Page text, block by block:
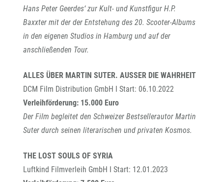
Hans Peter Geerdes‘ zur Kult- und Kunstfigur H.P.
Baxxter mit der der Entstehung des 20. Scooter-Albums
in den eigenen Studios in Hamburg und auf der
anschließenden Tour.
ALLES ÜBER MARTIN SUTER. AUSSER DIE WAHRHEIT
DCM Film Distribution GmbH I Start: 06.10.2022
Verleihförderung: 15.000 Euro
Der Film begleitet den Schweizer Bestsellerautor Martin
Suter durch seinen literarischen und privaten Kosmos.
THE LOST SOULS OF SYRIA
Luftkind Filmverleih GmbH I Start: 12.01.2023